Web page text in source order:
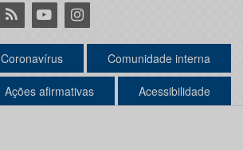
RSS YoutubeInstagram
Coronavírus Comunidade interna
Ações afirmativas Acessibilidade